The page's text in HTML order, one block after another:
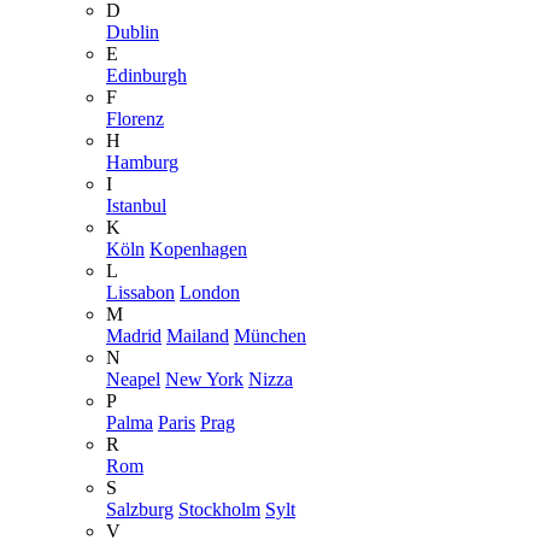
D
Dublin
E
Edinburgh
F
Florenz
H
Hamburg
I
Istanbul
K
Köln Kopenhagen
L
Lissabon London
M
Madrid Mailand München
N
Neapel New York Nizza
P
Palma Paris Prag
R
Rom
S
Salzburg Stockholm Sylt
V